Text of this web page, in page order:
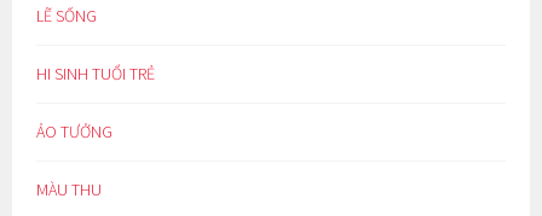
LẼ SỐNG
HI SINH TUỔI TRẺ
ẢO TƯỞNG
MÀU THU